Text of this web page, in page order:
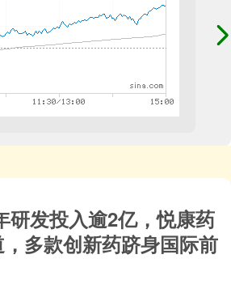
研发投入逾2亿，悦康药
多款创新药跻身国际前